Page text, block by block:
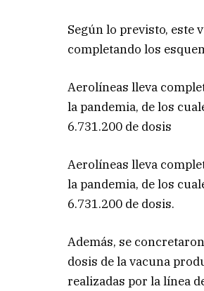
Según lo previsto, este
completando los
Aerolíneas lleva
la pandemia, de los
6.731.200 de dosis
Aerolíneas lleva
la pandemia, de los
6.731.200 de dosis.
Además, se
dosis de la vacuna
realizadas por la línea